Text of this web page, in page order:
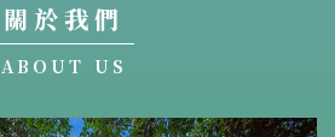
關於我們
ABOUT US